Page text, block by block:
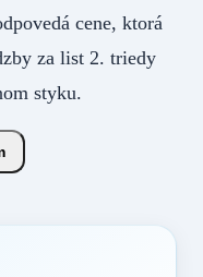
cene, ktorá
za list 2. triedy
styku.